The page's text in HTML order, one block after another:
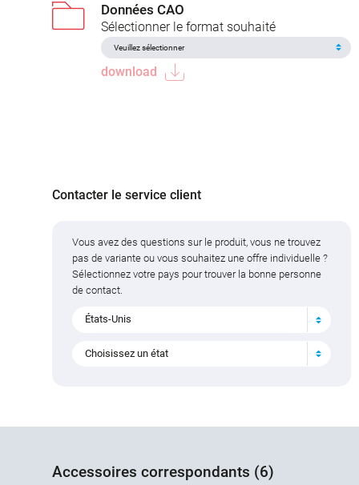
Données CAO
Sélectionner le format souhaité
download
Contacter le service client
Vous avez des questions sur le produit, vous ne trouvez
pas de variante ou vous souhaitez une offre individuelle ?
Sélectionnez votre pays pour trouver la bonne personne
de contact.
États-Unis
Choisissez un état
Accessoires correspondants (6)